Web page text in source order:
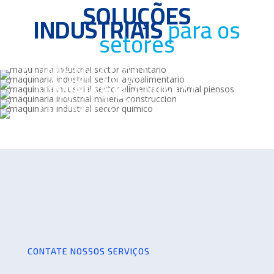
SOLUÇÕES
INDUSTRIAISpara os
setores
ALIMENTAÇÃO
AGRÍCOLA
NUTRIÇÃO ANIMAL
MINAS E
CONSTRUÇÃO
QUÍMICA
CONTATE NOSSOS SERVIÇOS